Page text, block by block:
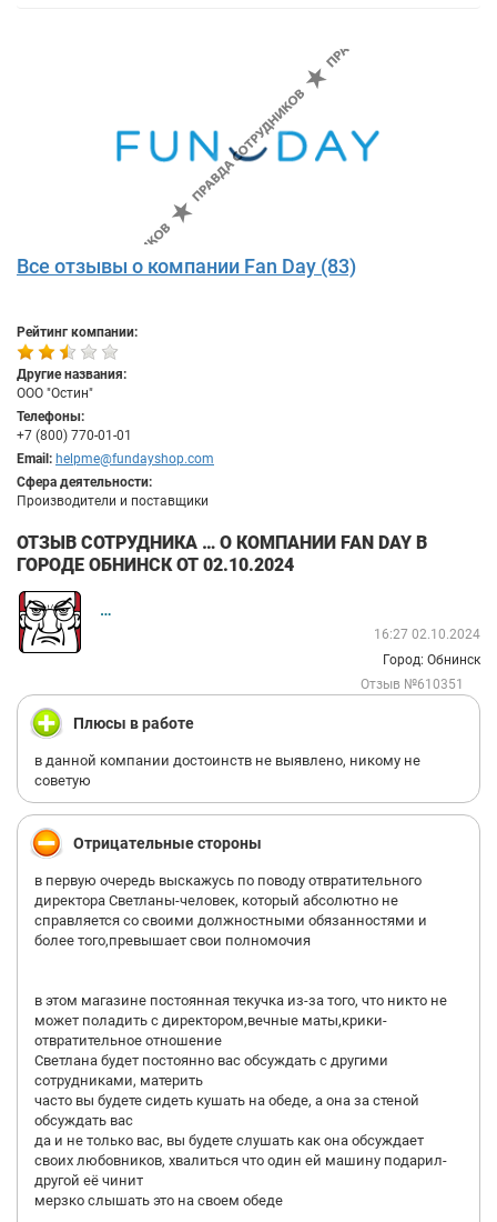
Все отзывы о компании Fan Day (83)
Рейтинг компании:
Другие названия:
ООО "Остин"
Телефоны:
+7 (800) 770-01-01
Email: helpme@fundayshop.com
Сфера деятельности:
Производители и поставщики
ОТЗЫВ СОТРУДНИКА … О КОМПАНИИ FAN DAY В
ГОРОДЕ ОБНИНСК ОТ 02.10.2024
…
16:27 02.10.2024
Город: Обнинск
Отзыв №610351
Плюсы в работе
в данной компании достоинств не выявлено, никому не
советую
Отрицательные стороны
в первую очередь выскажусь по поводу отвратительного
директора Светланы-человек, который абсолютно не
справляется со своими должностными обязанностями и
более того,превышает свои полномочия
в этом магазине постоянная текучка из-за того, что никто не
может поладить с директором,вечные маты,крики-
отвратительное отношение
Светлана будет постоянно вас обсуждать с другими
сотрудниками, материть
часто вы будете сидеть кушать на обеде, а она за стеной
обсуждать вас
да и не только вас, вы будете слушать как она обсуждает
своих любовников, хвалиться что один ей машину подарил-
другой её чинит
мерзко слышать это на своем обеде